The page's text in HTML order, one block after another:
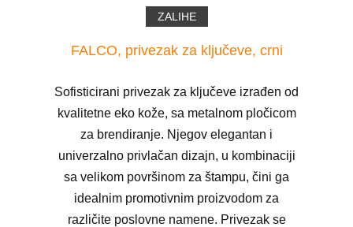
ZALIHE
FALCO, privezak za ključeve, crni
Sofisticirani privezak za ključeve izrađen od
kvalitetne eko kože, sa metalnom pločicom
za brendiranje. Njegov elegantan i
univerzalno privlačan dizajn, u kombinaciji
sa velikom površinom za štampu, čini ga
idealnim promotivnim proizvodom za
različite poslovne namene. Privezak se